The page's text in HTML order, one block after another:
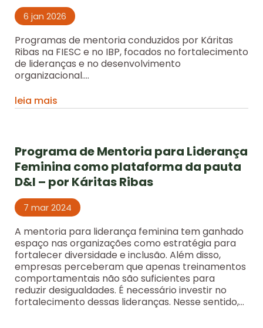
6 jan 2026
Programas de mentoria conduzidos por Káritas
Ribas na FIESC e no IBP, focados no fortalecimento
de lideranças e no desenvolvimento
organizacional....
leia mais
Programa de Mentoria para Liderança
Feminina como plataforma da pauta
D&I – por Káritas Ribas
7 mar 2024
A mentoria para liderança feminina tem ganhado
espaço nas organizações como estratégia para
fortalecer diversidade e inclusão. Além disso,
empresas perceberam que apenas treinamentos
comportamentais não são suficientes para
reduzir desigualdades. É necessário investir no
fortalecimento dessas lideranças. Nesse sentido,...